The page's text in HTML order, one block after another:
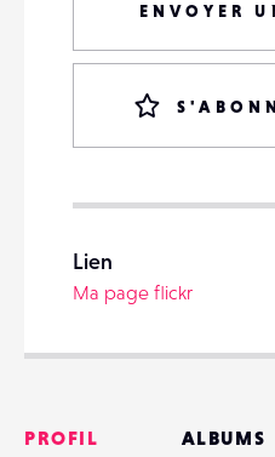
ENVOYER
Lien
Ma page flickr
PROFIL ALBUMS